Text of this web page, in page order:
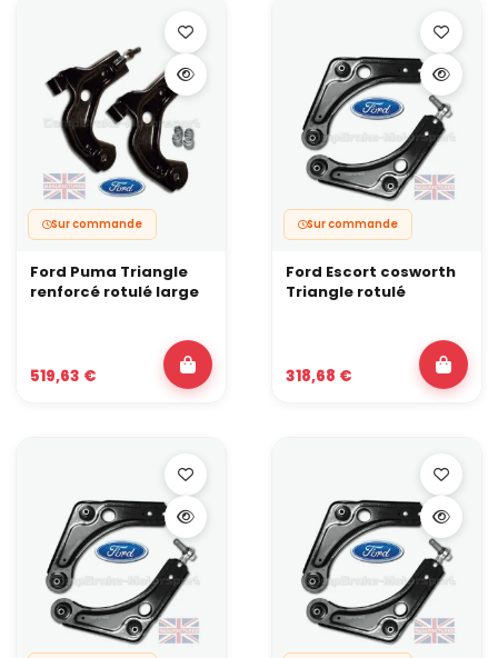
Sur commande
Ford Puma Triangle
renforcé rotulé large
519,63 €
Sur commande
Ford Escort cosworth
Triangle rotulé
318,68 €